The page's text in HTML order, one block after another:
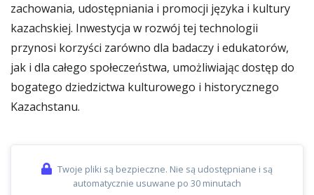
zachowania, udostępniania i promocji języka i kultury
kazachskiej. Inwestycja w rozwój tej technologii
przynosi korzyści zarówno dla badaczy i edukatorów,
jak i dla całego społeczeństwa, umożliwiając dostęp do
bogatego dziedzictwa kulturowego i historycznego
Kazachstanu.
Twoje pliki są bezpieczne. Nie są udostępniane i są
automatycznie usuwane po 30 minutach